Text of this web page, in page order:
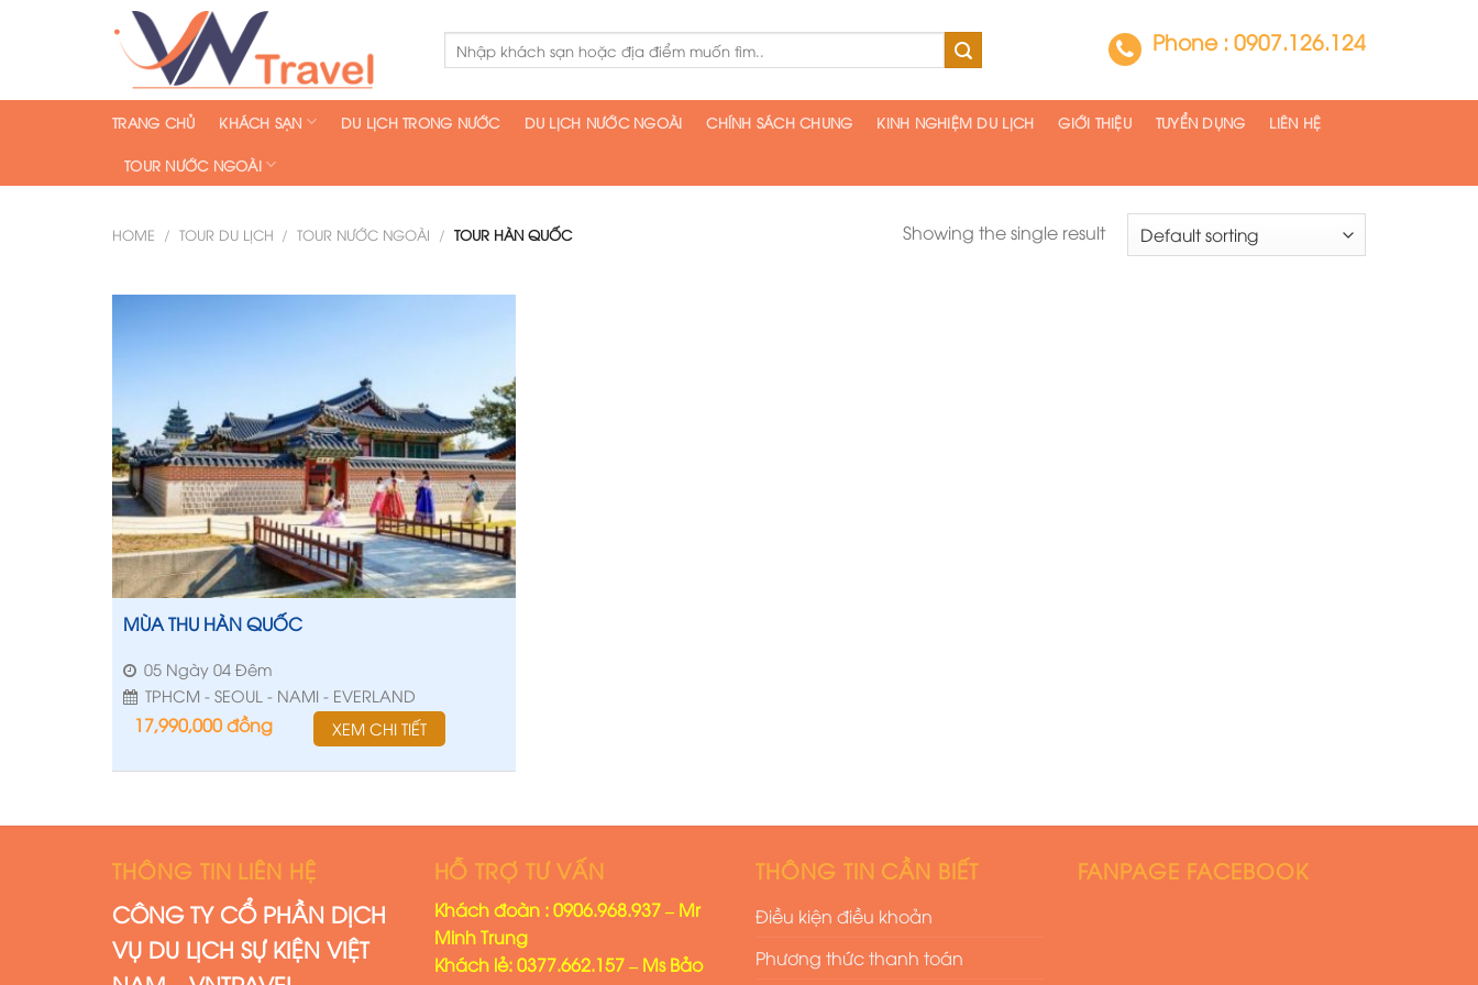
Phone : 0907.126.124
TRANG CHỦ KHÁCH SẠN DU LỊCH TRONG NƯỚC DU LỊCH NƯỚC NGOÀI CHÍNH SÁCH CHUNG KINH NGHIỆM DU LỊCH GIỚI THIỆU TUYỂN DỤNG LIÊN HỆ
TOUR NƯỚC NGOÀI
HOME / TOUR DU LỊCH / TOUR NƯỚC NGOÀI / TOUR HÀN QUỐC Showing the single result
MÙA THU HÀN QUỐC
05 Ngày 04 Đêm
TPHCM - SEOUL - NAMI - EVERLAND
17,990,000đồng XEM CHI TIẾT
THÔNG TIN LIÊN HỆ
CÔNG TY CỔ PHẦN DỊCH
VỤ DU LỊCH SỰ KIỆN VIỆT
HỖ TRỢ TƯ VẤN
Khách đoàn : 0906.968.937 – Mr
Minh Trung
Khách lẻ: 0377.662.157 – Ms Bảo
THÔNG TIN CẦN BIẾT
Điều kiện điều khoản
Phương thức thanh toán
FANPAGE FACEBOOK